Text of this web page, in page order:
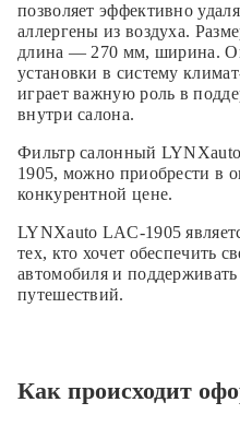
позволяет эффективно
аллергены из воздуха.
длина — 270 мм, ширина.
установки в систему
играет важную роль в
внутри салона.
Фильтр салонный
1905, можно приобрести в
конкурентной цене.
LYNXauto LAC-1905
тех, кто хочет обеспечить
автомобиля и
путешествий.
Как происходит